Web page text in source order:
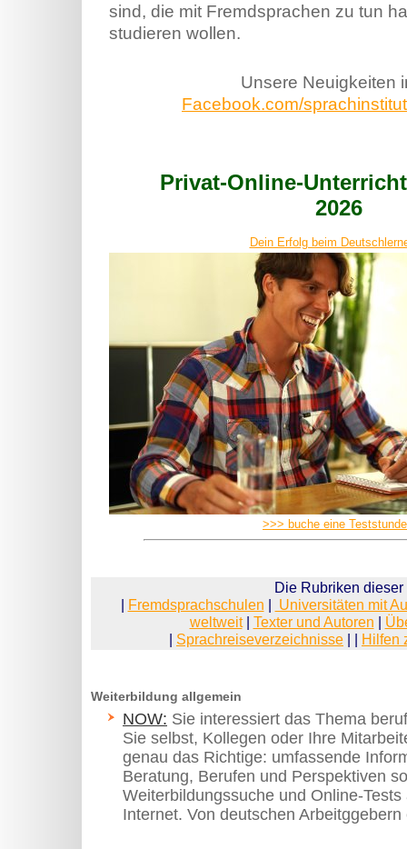
sind, die mit Fremdsprachen zu tun
studieren wollen.
Unsere Neuigkeiten
Facebook.com/
Privat-Online-
2026
Dein Erfolg beim
>>> buche eine
Die Rubriken dieser
| Fremdsprachschulen | Universitäten mit
weltweit| Texter und Autoren |
| Sprachreiseverzeichnisse | | Hilfen
Weiterbildung allgemein
NOW: Sie interessiert das Thema
Sie selbst, Kollegen oder Ihre
genau das Richtige: umfassende
Beratung, Berufen und Perspektiven
Weiterbildungssuche und Online-
Internet. Von deutschen